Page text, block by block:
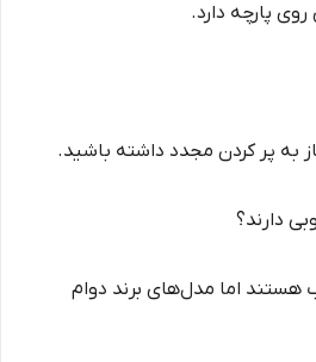
پارچه دارد.
به پر کردن مجدد داشته باشید.
دارند؟
هستند اما مدل‌های برند دوام